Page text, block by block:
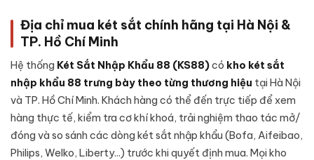
trúc nhiều lớp, từng chi tiết được gia công cẩn thận:
Lớp ngoài:Thép tấm cường độ cao, sơn tĩnh điện cao cấp
chống trầy xước và bong sơn theo thời gian sử dụng.
Lớp lõi chống cháy:Hỗn hợpbê-tông chống cháy kết
hợp vật liệu cách nhiệt chịu nhiệt độ cao - giữ tài sản, giấy
tờ an toàn trong sự cố hoả hoạn.
Lớp trong:Thép tấm gia cường, vách nhung chống trầy
cho tài sản đặt bên trong, có ngăn phụ tiện lợi.
Địa chỉ mua két sắt chính hãng tại Hà Nội &
TP. Hồ Chí Minh
Hệ thống Két Sắt Nhập Khẩu 88 (KS88)có kho két sắt
nhập khẩu 88 trưng bày theo từng thương hiệu tại Hà Nội
và TP. Hồ Chí Minh. Khách hàng có thể đến trực tiếp để xem
hàng thực tế, kiểm tra cơ khí khoá, trải nghiệm thao tác mở/
đóng và so sánh các dòng két sắt nhập khẩu (Bofa, Aifeibao,
Philips, Welko, Liberty...) trước khi quyết định mua. Mọi kho